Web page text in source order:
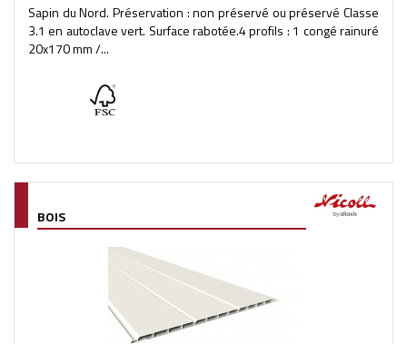
Sapin du Nord. Préservation : non préservé ou préservé Classe
3.1 en autoclave vert. Surface rabotée.4 profils : 1 congé rainuré
20x170 mm /...
BOIS